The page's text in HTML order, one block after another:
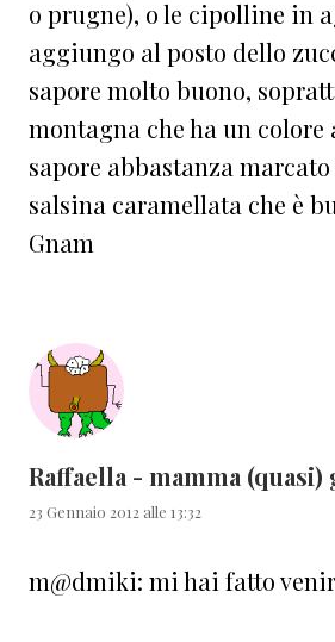
o prugne), o le cipolline in
aggiungo al posto dello
sapore molto buono,
montagna che ha un colore
sapore abbastanza
salsina caramellata che è
Gnam
Raffaella - mamma (quasi)
23 Gennaio 2012 alle 13:32
m@dmiki: mi hai fatto